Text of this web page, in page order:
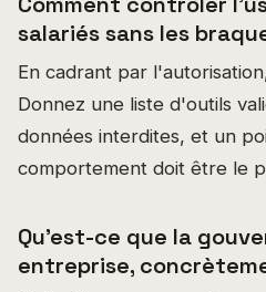
salariés sans les
En cadrant par
Donnez une liste d'outils
données interdites, et un
comportement doit être le
Qu'est-ce que la
entreprise,